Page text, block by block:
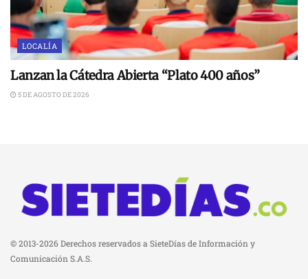
LOCALÍA
Lanzan la Cátedra Abierta “Plato 400 años”
5 DE AGOSTO DE 2026
© 2013-2026 Derechos reservados a SieteDías de Información y
Comunicación S.A.S.